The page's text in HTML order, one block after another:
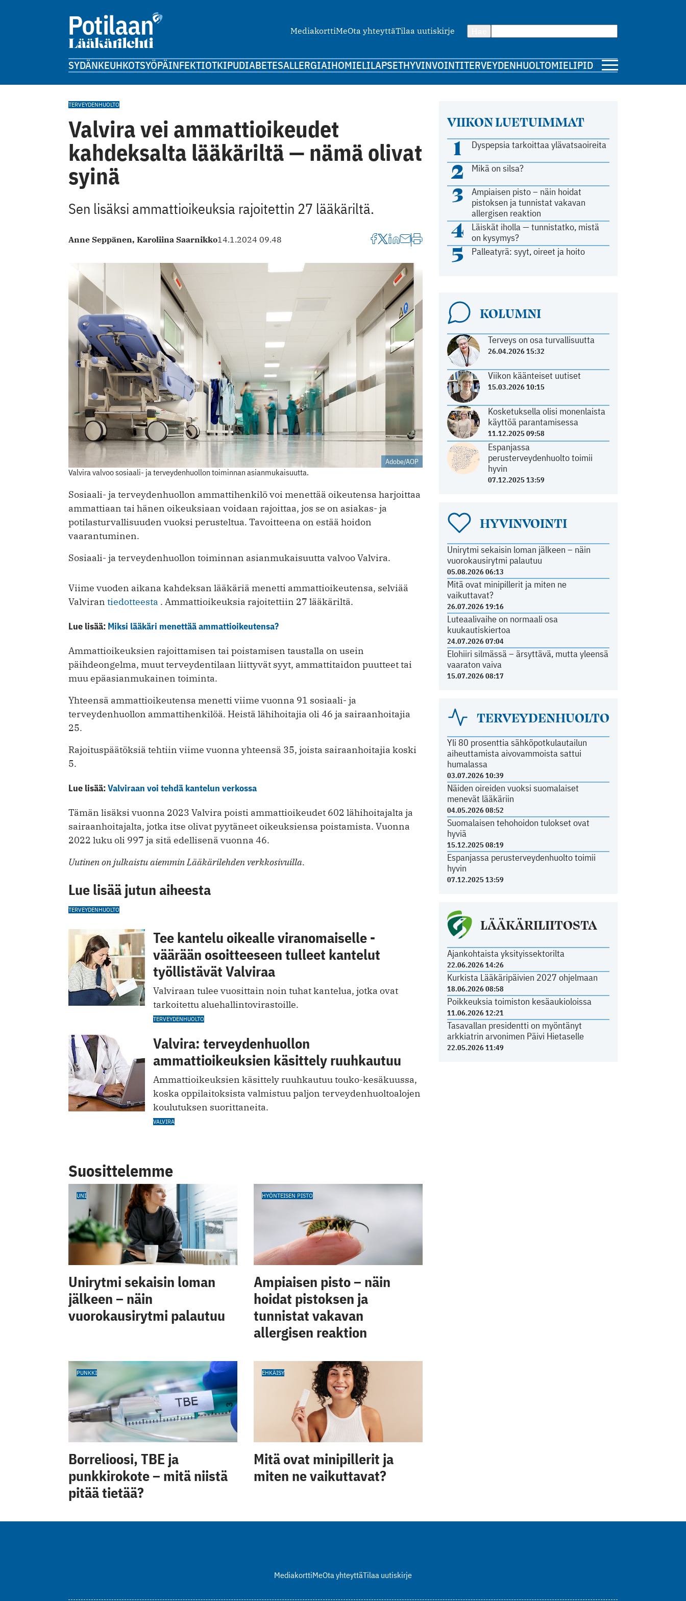
MediakorttiMeOta yhteyttäTilaa uutiskirje
SYDÄNKEUHKOTSYÖPÄINFEKTIOTKIPUDIABETESALLERGIAIHOMIELILAPSETHYVINVOINTITERVEYDENHUOLTOMIELIPIDE
VIIKON LUETUIMMAT
1 Dyspepsia tarkoittaa ylävatsaoireita
2 Mikä on silsa?
3
Ampiaisen pisto – näin hoidat
pistoksen ja tunnistat vakavan
allergisen reaktion
4
Läiskät iholla — tunnistatko, mistä
on kysymys?
5 Palleatyrä: syyt, oireet ja hoito
KOLUMNI
Terveys on osa turvallisuutta
26.04.2026 15:32
Viikon käänteiset uutiset
15.03.2026 10:15
Kosketuksella olisi monenlaista
käyttöä parantamisessa
11.12.2025 09:58
Espanjassa
perusterveydenhuolto toimii
hyvin
07.12.2025 13:59
HYVINVOINTI
Unirytmi sekaisin loman jälkeen – näin
vuorokausirytmi palautuu
05.08.2026 06:13
Mitä ovat minipillerit ja miten ne
vaikuttavat?
26.07.2026 19:16
Luteaalivaihe on normaali osa
kuukautiskiertoa
24.07.2026 07:04
Elohiiri silmässä – ärsyttävä, mutta yleensä
vaaraton vaiva
15.07.2026 08:17
TERVEYDENHUOLTO
Yli 80 prosenttia sähköpotkulautailun
aiheuttamista aivovammoista sattui
humalassa
03.07.2026 10:39
Näiden oireiden vuoksi suomalaiset
menevät lääkäriin
04.05.2026 08:52
Suomalaisen tehohoidon tulokset ovat
hyviä
15.12.2025 08:19
Espanjassa perusterveydenhuolto toimii
hyvin
07.12.2025 13:59
LÄÄKÄRILIITOSTA
Ajankohtaista yksityissektorilta
22.06.2026 14:26
Kurkista Lääkäripäivien 2027 ohjelmaan
18.06.2026 08:58
Poikkeuksia toimiston kesäaukioloissa
11.06.2026 12:21
Tasavallan presidentti on myöntänyt
arkkiatrin arvonimen Päivi Hietaselle
22.05.2026 11:49
TERVEYDENHUOLTO
Valvira vei ammattioikeudet
kahdeksalta lääkäriltä — nämä olivat
syinä
Sen lisäksi ammattioikeuksia rajoitettin 27 lääkäriltä.
Anne Seppänen, Karoliina Saarnikko14.1.2024 09.48
Adobe/AOP
Valvira valvoo sosiaali- ja terveydenhuollon toiminnan asianmukaisuutta.
Sosiaali- ja terveydenhuollon ammattihenkilö voi menettää oikeutensa harjoittaa
ammattiaan tai hänen oikeuksiaan voidaan rajoittaa, jos se on asiakas- ja
potilasturvallisuuden vuoksi perusteltua. Tavoitteena on estää hoidon
vaarantuminen.
Sosiaali- ja terveydenhuollon toiminnan asianmukaisuutta valvoo Valvira.
Viime vuoden aikana kahdeksan lääkäriä menetti ammattioikeutensa, selviää
Valviran tiedotteesta . Ammattioikeuksia rajoitettiin 27 lääkäriltä.
Lue lisää: Miksi lääkäri menettää ammattioikeutensa?
Ammattioikeuksien rajoittamisen tai poistamisen taustalla on usein
päihdeongelma, muut terveydentilaan liittyvät syyt, ammattitaidon puutteet tai
muu epäasianmukainen toiminta.
Yhteensä ammattioikeutensa menetti viime vuonna 91 sosiaali- ja
terveydenhuollon ammattihenkilöä. Heistä lähihoitajia oli 46 ja sairaanhoitajia
25.
Rajoituspäätöksiä tehtiin viime vuonna yhteensä 35, joista sairaanhoitajia koski
5.
Lue lisää:Valviraan voi tehdä kantelun verkossa
Tämän lisäksi vuonna 2023 Valvira poisti ammattioikeudet 602 lähihoitajalta ja
sairaanhoitajalta, jotka itse olivat pyytäneet oikeuksiensa poistamista. Vuonna
2022 luku oli 997 ja sitä edellisenä vuonna 46.
Uutinen on julkaistu aiemmin Lääkärilehden verkkosivuilla.
Lue lisää jutun aiheesta
TERVEYDENHUOLTO
Tee kantelu oikealle viranomaiselle -
väärään osoitteeseen tulleet kantelut
työllistävät Valviraa
Valviraan tulee vuosittain noin tuhat kantelua, jotka ovat
tarkoitettu aluehallintovirastoille.
TERVEYDENHUOLTO
Valvira: terveydenhuollon
ammattioikeuksien käsittely ruuhkautuu
Ammattioikeuksien käsittely ruuhkautuu touko-kesäkuussa,
koska oppilaitoksista valmistuu paljon terveydenhuoltoalojen
koulutuksen suorittaneita.
VALVIRA
Suosittelemme
UNI
Unirytmi sekaisin loman
jälkeen – näin
vuorokausirytmi palautuu
HYÖNTEISEN PISTO
Ampiaisen pisto – näin
hoidat pistoksen ja
tunnistat vakavan
allergisen reaktion
PUNKKI
Borrelioosi, TBE ja
punkkirokote – mitä niistä
pitää tietää?
EHKÄISY
Mitä ovat minipillerit ja
miten ne vaikuttavat?
MediakorttiMeOta yhteyttäTilaa uutiskirje